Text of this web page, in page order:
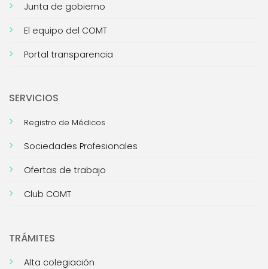
Junta de gobierno
El equipo del COMT
Portal transparencia
SERVICIOS
Registro de Médicos
Sociedades Profesionales
Ofertas de trabajo
Club COMT
TRÁMITES
Alta colegiación